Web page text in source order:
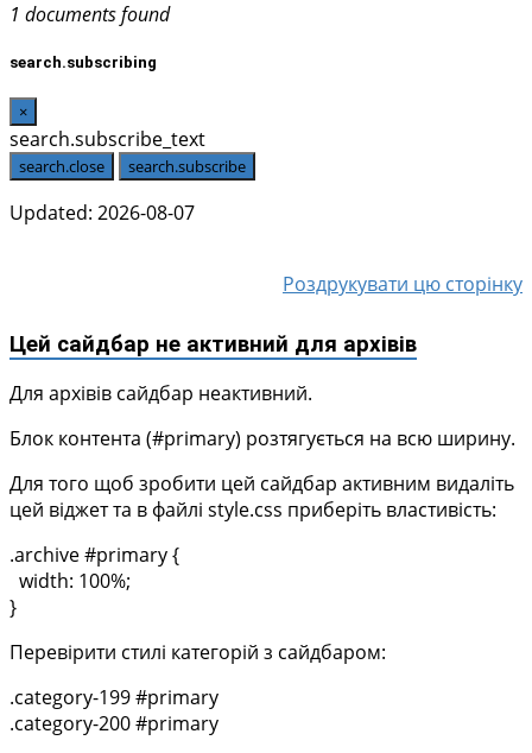
1 documents found
search.subscribing
×
search.subscribe_text
search.close search.subscribe
Updated: 2026-08-07
Роздрукувати цю сторінку
Цей сайдбар не активний для архівів
Для архівів сайдбар неактивний.
Блок контента (#primary) розтягується на всю ширину.
Для того щоб зробити цей сайдбар активним видаліть
цей віджет та в файлі style.css приберіть властивість:
.archive #primary {
width: 100%;
}
Перевірити стилі категорій з сайдбаром:
.category-199 #primary
.category-200 #primary